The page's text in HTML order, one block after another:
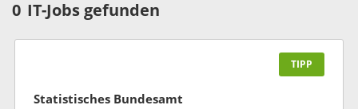
0 IT-Jobs gefunden
TIPP
Statistisches Bundesamt